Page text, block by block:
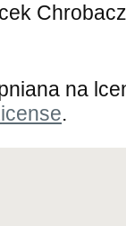
na
.